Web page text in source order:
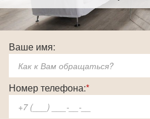
Ваше имя:
Номер телефона:*